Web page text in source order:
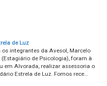
de Luz
integrantes da Avesol, Marcelo
de Psicologia), foram à
em Alvorada, realizar assessoria o
Estrela de Luz. Fomos rece…